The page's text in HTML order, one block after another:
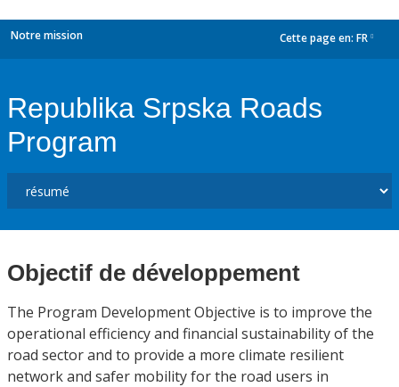
Notre mission Cette page en: FR
Republika Srpska Roads
Program
Objectif de développement
The Program Development Objective is to improve the
operational efficiency and financial sustainability of the
road sector and to provide a more climate resilient
network and safer mobility for the road users in